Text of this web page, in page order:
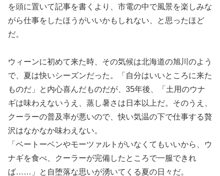
を頭に置いて記事を書くより、市電の中で風景を楽しみな
がら仕事をしたほうがいいかもしれない、と思ったほど
だ。
ウィーンに初めて来た時、その気候は北海道の旭川のよう
で、夏は快いシーズンだった。「自分はいいところに来た
ものだ」と内心喜んだものだが、35年後、「土用のウナ
ギは味わえないうえ、蒸し暑さは日本以上だ。そのうえ、
クーラーの普及率が悪いので、快い気温の下で仕事する贅
沢はなかなか味わえない。
「ベートーベンやモーツァルトがいなくてもいいから、ウ
ナギを食べ、クーラーが完備したところで一服できれ
ば……」と自堕落な思いが湧いてくる夏の日々だ。